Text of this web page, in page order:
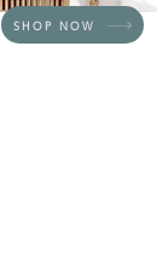
SHOP NOW